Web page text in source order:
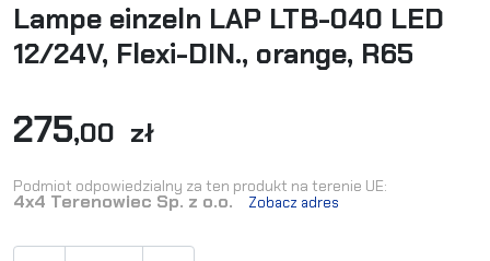
Lampe einzeln LAP LTB-040 LED
12/24V, Flexi-DIN., orange, R65
275,00 zł
Podmiot odpowiedzialny za ten produkt na terenie UE:
4x4 Terenowiec Sp. z o.o. Zobacz adres